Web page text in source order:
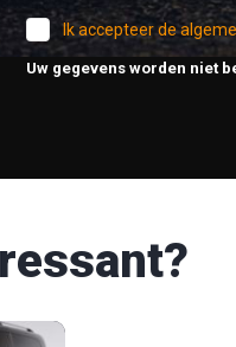
Ik accepteer de
Uw gegevens worden niet